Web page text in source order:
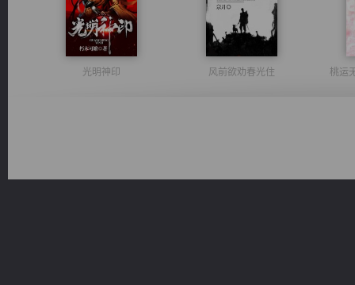
光明神印 风前欲劝春光住 桃运